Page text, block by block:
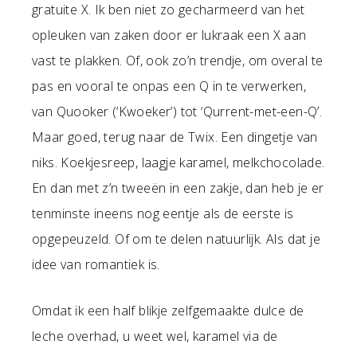
gratuite X. Ik ben niet zo gecharmeerd van het
opleuken van zaken door er lukraak een X aan
vast te plakken. Of, ook zo’n trendje, om overal te
pas en vooral te onpas een Q in te verwerken,
van Quooker (‘Kwoeker’) tot ‘Qurrent-met-een-Q’.
Maar goed, terug naar de Twix. Een dingetje van
niks. Koekjesreep, laagje karamel, melkchocolade.
En dan met z’n tweeën in een zakje, dan heb je er
tenminste ineens nog eentje als de eerste is
opgepeuzeld. Of om te delen natuurlijk. Als dat je
idee van romantiek is.
Omdat ik een half blikje zelfgemaakte dulce de
leche overhad, u weet wel, karamel via de